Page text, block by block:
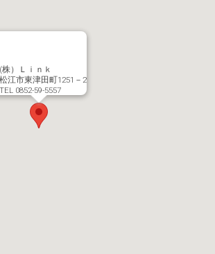
(株）Ｌｉｎｋ
松江市東津田町1251－2
TEL 0852-59-5557